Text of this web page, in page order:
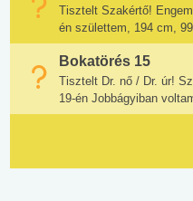
Tisztelt Szakértő!
én születtem, 194 cm,
Bokatörés 15
Tisztelt Dr. nő / Dr. úr!
19-én Jobbágyiban